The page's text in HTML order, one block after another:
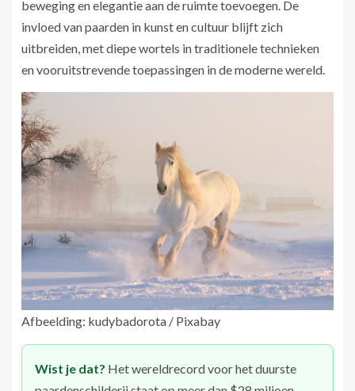
beweging en elegantie aan de ruimte toevoegen. De
invloed van paarden in kunst en cultuur blijft zich
uitbreiden, met diepe wortels in traditionele technieken
en vooruitstrevende toepassingen in de moderne wereld.
Afbeelding: kudybadorota / Pixabay
Wist je dat? Het wereldrecord voor het duurste